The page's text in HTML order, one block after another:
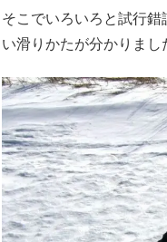
そこでいろいろと試行錯
い滑りかたが分かりまし